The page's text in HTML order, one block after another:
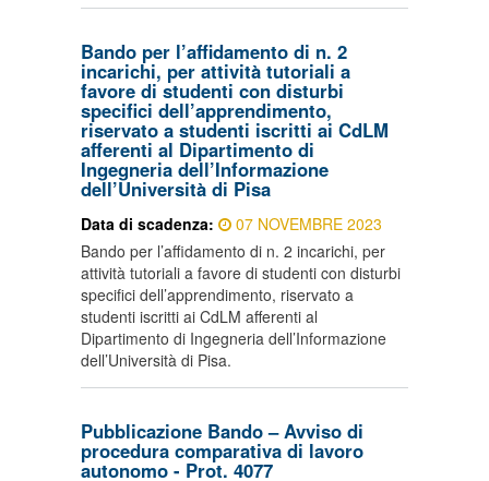
Bando per l’affidamento di n. 2
incarichi, per attività tutoriali a
favore di studenti con disturbi
specifici dell’apprendimento,
riservato a studenti iscritti ai CdLM
afferenti al Dipartimento di
Ingegneria dell’Informazione
dell’Università di Pisa
Data di scadenza:
07 NOVEMBRE 2023
Bando per l’affidamento di n. 2 incarichi, per
attività tutoriali a favore di studenti con disturbi
specifici dell’apprendimento, riservato a
studenti iscritti ai CdLM afferenti al
Dipartimento di Ingegneria dell’Informazione
dell’Università di Pisa.
Pubblicazione Bando – Avviso di
procedura comparativa di lavoro
autonomo - Prot. 4077